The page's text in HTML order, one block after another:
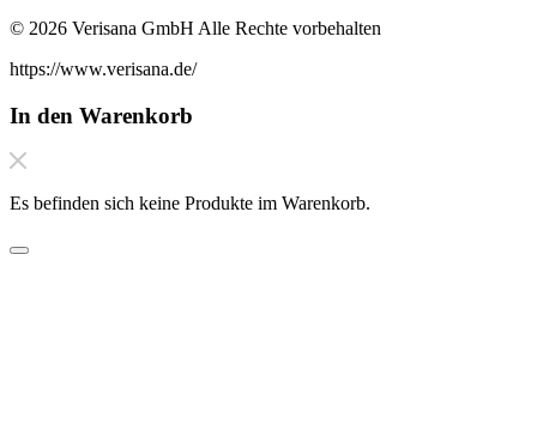
© 2026 Verisana GmbH Alle Rechte vorbehalten
https://www.verisana.de/
In den Warenkorb
Es befinden sich keine Produkte im Warenkorb.